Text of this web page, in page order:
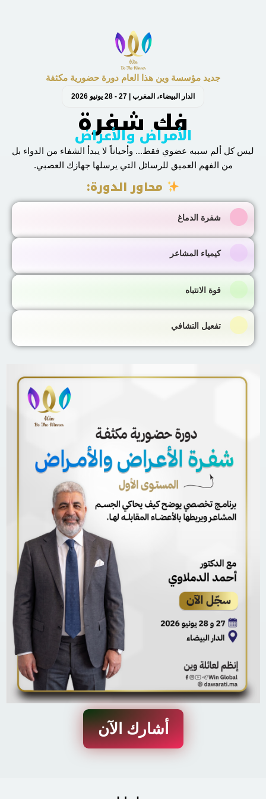
جديد مؤسسة وين هذا العام دورة حضورية مكثفة
الدار البيضاء، المغرب | 27 - 28 يونيو 2026
فك شفرة
الأمراض والأعراض
ليس كل ألم سببه عضوي فقط... وأحياناً لا يبدأ الشفاء من الدواء بل
من الفهم العميق للرسائل التي يرسلها جهازك العصبي.
محاور الدورة:
شفرة الدماغ
كيمياء المشاعر
قوة الانتباه
تفعيل التشافي
أشارك الآن